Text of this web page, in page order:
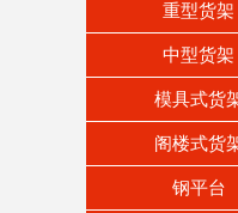
重型货架
中型货架
模具式货
阁楼式货
钢平台